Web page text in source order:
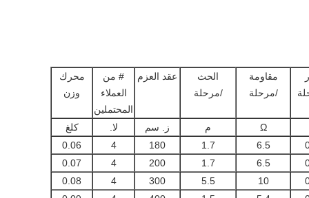
مقاومة
/مرحلة
الحث
/مرحلة
عقد العزم
# من
العملاء
المحتملين
محرك
وزن
Ω م ز. سم لا.
كلغ
6.5
1.7
180
4
0.06
6.5
1.7
200
4
0.07
10
5.5
300
4
0.08